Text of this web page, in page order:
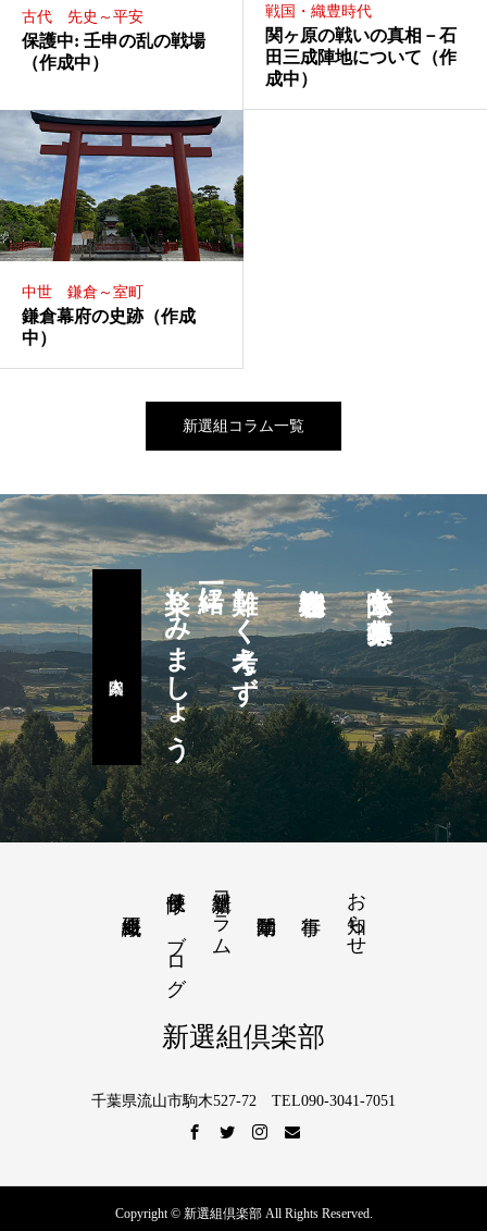
古代 先史～平安
保護中: 壬申の乱の戦場
（作成中）
戦国・織豊時代
関ヶ原の戦いの真相－石
田三成陣地について（作
成中）
中世 鎌倉～室町
鎌倉幕府の史跡（作成
中）
新選組コラム一覧
隊士を募集中
難しく考えず
一緒に
楽しみましょう
お知らせ
新選組コラム
隊長便り－ブログ
新選組倶楽部
千葉県流山市駒木527-72 TEL090-3041-7051
Copyright © 新選組倶楽部 All Rights Reserved.